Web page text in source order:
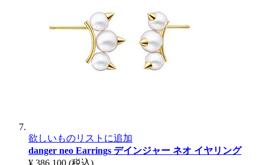
欲しいものリストに追加
danger neo Earrings デインジャー ネオ イヤリング
¥ 386,100 (税込)